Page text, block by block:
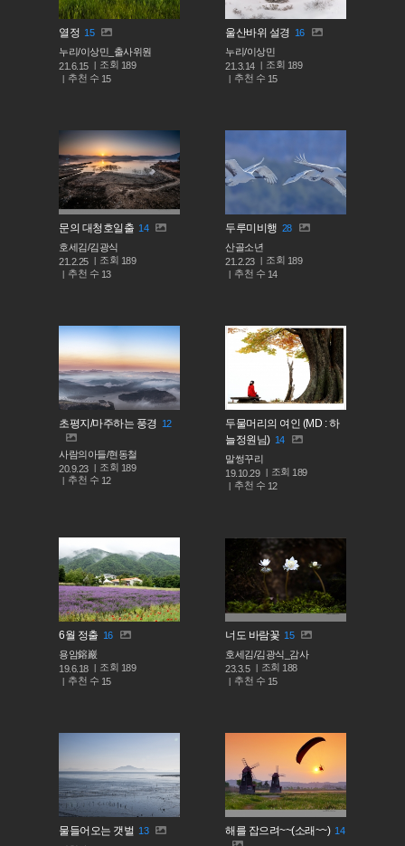
열정 15
누리/이상민_출사위원
21.6.15
조회 189
추천 수 15
울산바위 설경 16
누리/이상민
21.3.14
조회 189
추천 수 15
문의 대청호일출 14
호세김/김광식
21.2.25
조회 189
추천 수 13
두루미비행 28
산골소년
21.2.23
조회 189
추천 수 14
초평지/마주하는 풍경 12
사람의아들/현동철
20.9.23
조회 189
추천 수 12
두물머리의 여인 (MD : 하
늘정원님) 14
말썽꾸리
19.10.29
조회 189
추천 수 12
6월 정출 16
용암鎔巖
19.6.18
조회 189
추천 수 15
너도 바람꽃 15
호세김/김광식_감사
23.3.5
조회 188
추천 수 15
물들어오는 갯벌 13
해를 잡으려~~(소래~~) 14